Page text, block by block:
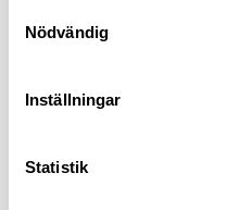
Nödvändig
Inställningar
Statistik